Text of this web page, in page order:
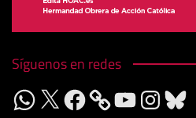
Síguenos en redes
WhatsApp
X Facebook YouTubeInstagram
Bluesky